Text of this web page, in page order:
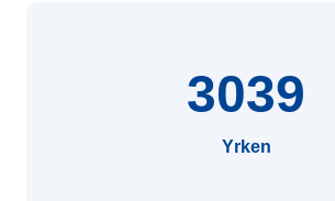
3039
Yrken